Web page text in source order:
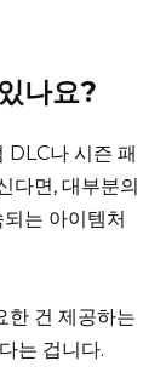
나요?
DLC나 시즌 패
다면, 대부분의
는 아이템처
한 건 제공하는
는 겁니다.